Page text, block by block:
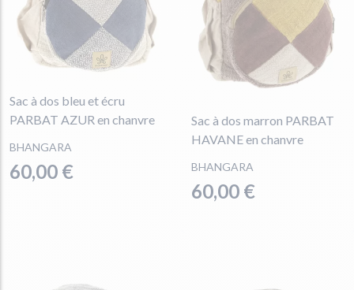
Sac à dos bleu et écru
PARBAT AZUR en chanvre
BHANGARA
60,00 €
Sac à dos marron PARBAT
HAVANE en chanvre
BHANGARA
60,00 €